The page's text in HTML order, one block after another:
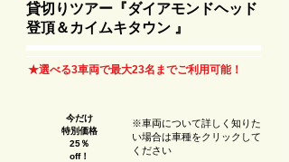
貸切りツアー『ダイアモンドヘッド
登頂＆カイムキタウン 』
★選べる3車両で最大23名までご利用可能！
今だけ
​特別価格
​25％
off！
※車両について詳しく知りた
い場合は車種をクリックして
ください